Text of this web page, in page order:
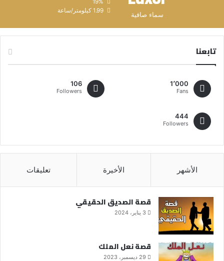
سماء صافية
19%
1.99 كيلومتر/ساعة
تابعنا
1٬000
Fans
106
Followers
444
Followers
الأشهر الأخيرة تعليقات
قصة الصديق الحقيقي
3 يناير، 2024
قصة نعل الملك
29 ديسمبر، 2023